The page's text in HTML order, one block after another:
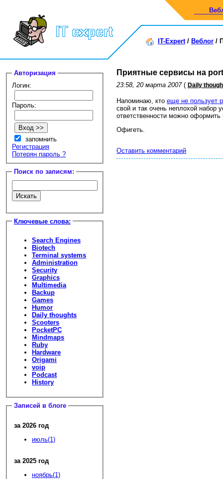
IT-Expert/ Веблог /
Авторизация
Логин:
Пароль:
запомнить
Регистрация
Потерян пароль ?
Поиск по записям:
Ключевые слова:
Search Engines
Biotech
Terminal systems
Administration
Security
Graphics
Multimedia
Backup
Games
Humor
Daily thoughts
Scooters
PocketPC
Mindmaps
Ruby
Hardware
Origami
voip
Podcast
History
Записей в блоге
за 2026 год
июль(1)
за 2025 год
ноябрь(1)
Приятные сервисы на
23:58, 20 марта 2007 ( Daily
Напоминаю, кто еще не пользует
свой и так очень неплохой набор
ответственности можно
Офигеть.
Оставить комментарий